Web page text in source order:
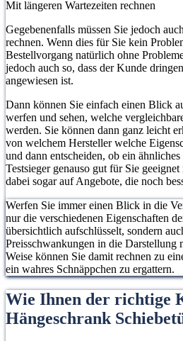
Mit längeren Wartezeiten rechnen
Gegebenenfalls müssen Sie jedoch
rechnen. Wenn dies für Sie kein
Bestellvorgang natürlich ohne
jedoch auch so, dass der Kunde
angewiesen ist.
Dann können Sie einfach einen Blick
werfen und sehen, welche
werden. Sie können dann ganz leicht
von welchem Hersteller welche
und dann entscheiden, ob ein
Testsieger genauso gut für Sie
dabei sogar auf Angebote, die noch
Werfen Sie immer einen Blick in die
nur die verschiedenen Eigenschaften
übersichtlich aufschlüsselt, sondern
Preisschwankungen in die Darstellung
Weise können Sie damit rechnen zu
ein wahres Schnäppchen zu ergattern.
Wie Ihnen der richtige
Hängeschrank